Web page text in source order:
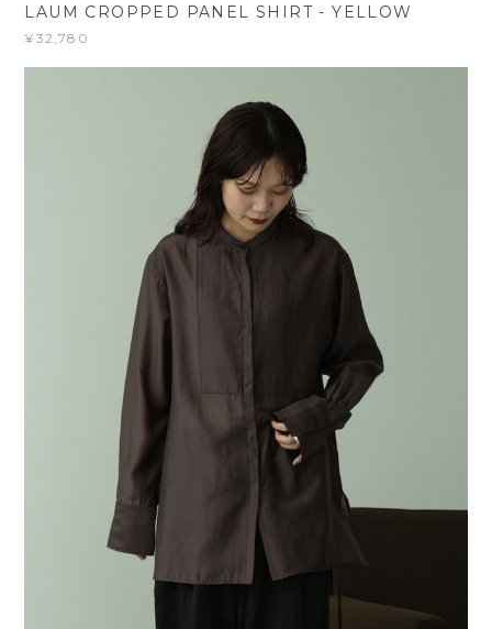
LAUM CROPPED PANEL SHIRT - YELLOW
¥32,780